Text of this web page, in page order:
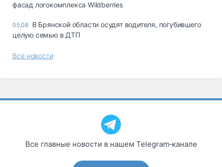
фасад логокомплекса Wildberries
05.08 В Брянской области осудят водителя, погубившего
целую семью в ДТП
Все новости
Все главные новости в нашем Telegram‑канале